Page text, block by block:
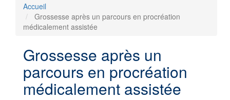
Accueil
Grossesse après un parcours en procréation
médicalement assistée
Grossesse après un
parcours en procréation
médicalement assistée